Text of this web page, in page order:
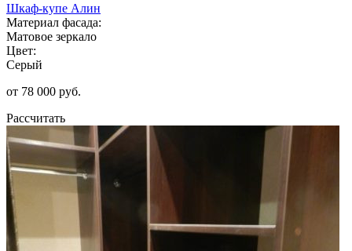
Шкаф-купе Алин
Материал фасада:
Матовое зеркало
Цвет:
Серый
от 78 000 руб.
Рассчитать